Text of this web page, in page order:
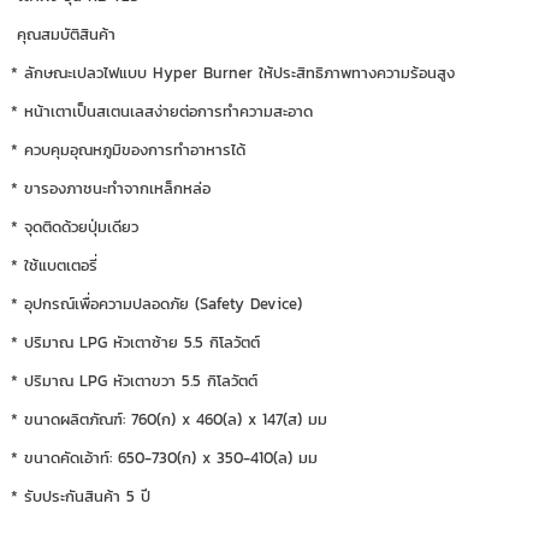
คุณสมบัติสินค้า
* ลักษณะเปลวไฟแบบ Hyper Burner ให้ประสิทธิภาพทางความร้อนสูง
* หน้าเตาเป็นสเตนเลสง่ายต่อการทำความสะอาด
* ควบคุมอุณหภูมิของการทำอาหารได้
* ขารองภาชนะทำจากเหล็กหล่อ
* จุดติดด้วยปุ่มเดียว
* ใช้แบตเตอรี่
* อุปกรณ์เพื่อความปลอดภัย (Safety Device)
* ปริมาณ LPG หัวเตาซ้าย 5.5 กิโลวัตต์
* ปริมาณ LPG หัวเตาขวา 5.5 กิโลวัตต์
* ขนาดผลิตภัณฑ์: 760(ก) x 460(ล) x 147(ส) มม
* ขนาดคัดเอ้าท์: 650-730(ก) x 350-410(ล) มม
* รับประกันสินค้า 5 ปี